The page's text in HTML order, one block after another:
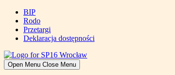
Skip
content
BIP
Rodo
Przetargi
Deklaracja dostępności
Open Menu Close Menu